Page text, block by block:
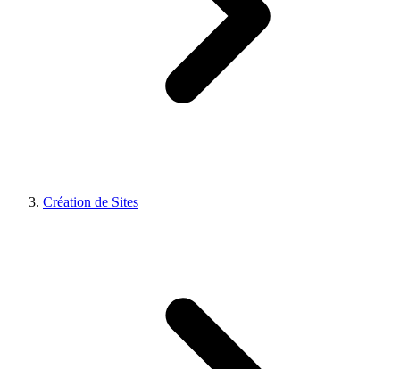
Création de Sites